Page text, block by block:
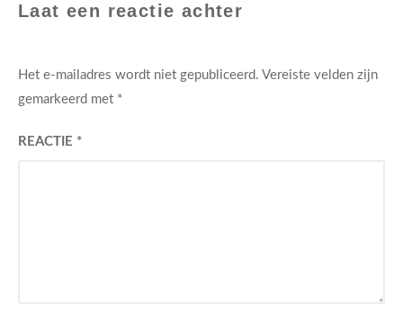
Laat een reactie achter
Het e-mailadres wordt niet gepubliceerd. Vereiste velden zijn
gemarkeerd met *
REACTIE *